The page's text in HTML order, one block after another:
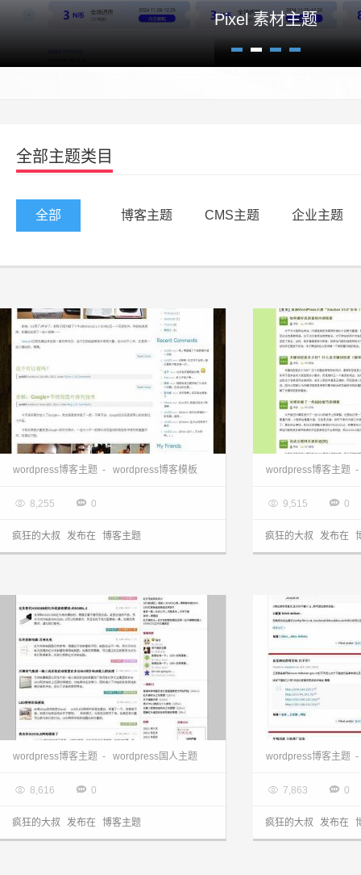
Pixel 素材主题
全部主题类目
全部 博客主题 CMS主题 企业主题
wordpress主题下载:经典yotheme主题
wordpress博客主题 - wordpress博客模板
 8,255  0
疯狂的大叔 发布在 博客主题
wordpress主题站
wordpress博客主题 -
 9,515  0
疯狂的大叔 发布在
wordpress主题站:zhutoo主题
wordpress博客主题 - wordpress国人主题
 8,616  0
疯狂的大叔 发布在 博客主题
wordpress模板下
wordpress博客主题 -
 7,863  0
疯狂的大叔 发布在